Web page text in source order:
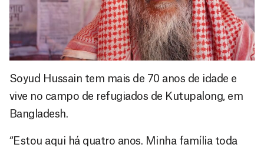
Soyud Hussain tem mais de 70 anos de idade e
vive no campo de refugiados de Kutupalong, em
Bangladesh.
“Estou aqui há quatro anos. Minha família toda